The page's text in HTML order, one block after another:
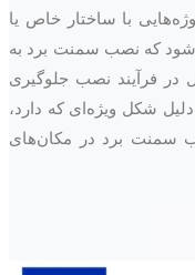
با ساختار خاص یا
که نصب سمنت برد به
در فرآیند نصب جلوگیری
شکل ویژه‌ای که دارد،
سمنت برد در مکان‌های